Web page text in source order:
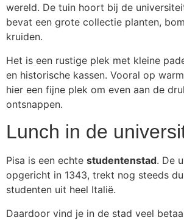
wereld. De tuin hoort bij de
bevat een grote collectie planten,
kruiden.
Het is een rustige plek met kleine
en historische kassen. Vooral op
hier een fijne plek om even aan de
ontsnappen.
Lunch in de
Pisa is een echte studentenstad. De
opgericht in 1343, trekt nog steeds
studenten uit heel Italië.
Daardoor vind je in de stad veel